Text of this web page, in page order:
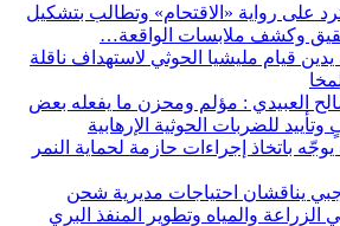
ترد على رواية «الاقتحام» وتطالب بتشكيل
وكشف ملابسات الواقعة…
يدين قيام مليشيا الحوثي لاستهداف ناقلة
العبيدي : مؤلم ومحزن ما يفعله بعض
للضربات الحوثية الإرهابية
يوجّه باتخاذ إجراءات حازمة لحماية النمر
يناقشان احتياجات مديرية شحن
والمياه وتطوير المنفذ البري